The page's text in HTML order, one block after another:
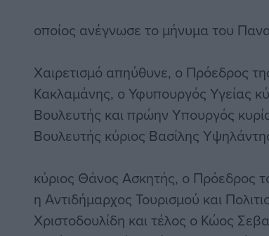
οποίος ανέγνωσε το μήνυμα του
Χαιρετισμό απηύθυνε, ο Πρόεδρος
Κακλαμάνης, ο Υφυπουργός Υγείας
Βουλευτής και πρώην Υπουργός
Βουλευτής κύριος Βασίλης
κύριος Θάνος Ασκητής, ο Πρόεδρος
η Αντιδήμαρχος Τουρισμού και
Χριστοδουλίδη και τέλος ο Κώος